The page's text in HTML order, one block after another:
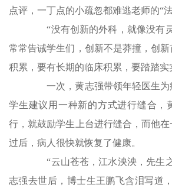
点评，一丁点的小疏忽都难逃老师的“法
“没有创新的外科，就像没有
常常告诫学生们，创新不是莽撞，创
积累，要有长期的临床积累，要踏踏实
一次，黄志强带领年轻医生为
学生建议用一种新的方式进行缝合，
行，就鼓励学生上台进行缝合，而他
过后，病人很快就恢复了健康。
“云山苍苍，江水泱泱，先生
志强去世后，博士生王鹏飞含泪写道